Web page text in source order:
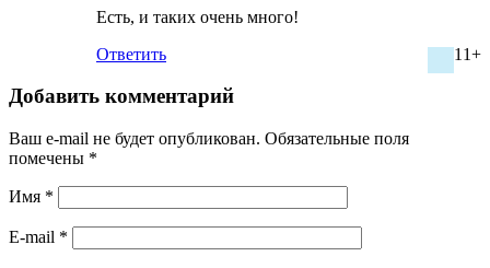
Есть, и таких очень много!
11+
Ответить
Добавить комментарий
Ваш e-mail не будет опубликован. Обязательные поля
помечены *
Имя *
E-mail *